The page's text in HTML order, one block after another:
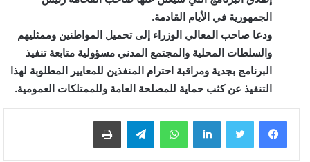
الجمهورية في الأيام القادمة.
ودعا صاحب المعالي الوزراء إلى تحميل المواطنين وممثليهم
والسلطات المحلية والمجتمع المدني مسؤولية متابعة تنفيذ
البرنامج بجدية ومراقبة احترام المنفذين للمعايير المطلوبة لهذا
التنفيذ عن كثب حماية للمصلحة العامة وللممتلكات العمومية.
لينكدإن واتساب